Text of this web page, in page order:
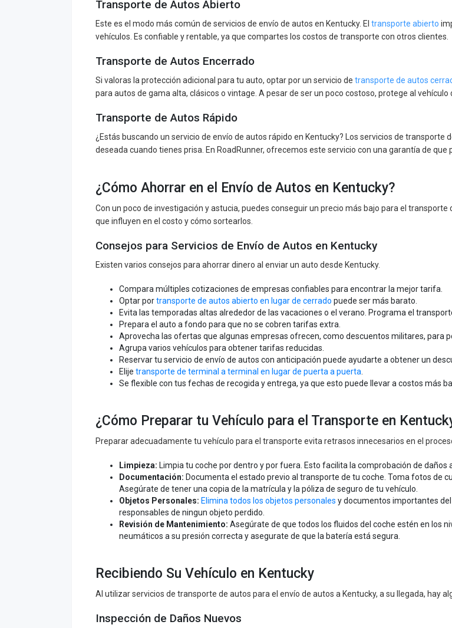
Transporte de Autos Abierto
Este es el modo más común de servicios de envío de autos en Kentucky. El transporte abierto
vehículos. Es confiable y rentable, ya que compartes los costos de transporte con otros clientes.
Transporte de Autos Encerrado
Si valoras la protección adicional para tu auto, optar por un servicio de transporte de autos
para autos de gama alta, clásicos o vintage. A pesar de ser un poco costoso, protege al
Transporte de Autos Rápido
¿Estás buscando un servicio de envío de autos rápido en Kentucky? Los servicios de
deseada cuando tienes prisa. En RoadRunner, ofrecemos este servicio con una garantía de
¿Cómo Ahorrar en el Envío de Autos en Kentucky?
Con un poco de investigación y astucia, puedes conseguir un precio más bajo para el
que influyen en el costo y cómo sortearlos.
Consejos para Servicios de Envío de Autos en Kentucky
Existen varios consejos para ahorrar dinero al enviar un auto desde Kentucky.
Compara múltiples cotizaciones de empresas confiables para encontrar la mejor tarifa.
Optar portransporte de autos abierto en lugar de cerrado puede ser más barato.
Evita las temporadas altas alrededor de las vacaciones o el verano. Programa el
Prepara el auto a fondo para que no se cobren tarifas extra.
Aprovecha las ofertas que algunas empresas ofrecen, como descuentos militares, para
Agrupa varios vehículos para obtener tarifas reducidas.
Reservar tu servicio de envío de autos con anticipación puede ayudarte a obtener un
Elije transporte de terminal a terminal en lugar de puerta a puerta.
Se flexible con tus fechas de recogida y entrega, ya que esto puede llevar a costos más
¿Cómo Preparar tu Vehículo para el Transporte en
Preparar adecuadamente tu vehículo para el transporte evita retrasos innecesarios en el
Limpieza: Limpia tu coche por dentro y por fuera. Esto facilita la comprobación de daños
Documentación: Documenta el estado previo al transporte de tu coche. Toma fotos de
Asegúrate de tener una copia de la matrícula y la póliza de seguro de tu vehículo.
Objetos Personales: Elimina todos los objetos personales y documentos importantes
responsables de ningun objeto perdido.
Revisión de Mantenimiento: Asegúrate de que todos los fluidos del coche estén en los
neumáticos a su presión correcta y asegurate de que la batería está segura.
Recibiendo Su Vehículo en Kentucky
Al utilizar servicios de transporte de autos para el envío de autos a Kentucky, a su llegada, hay
Inspección de Daños Nuevos